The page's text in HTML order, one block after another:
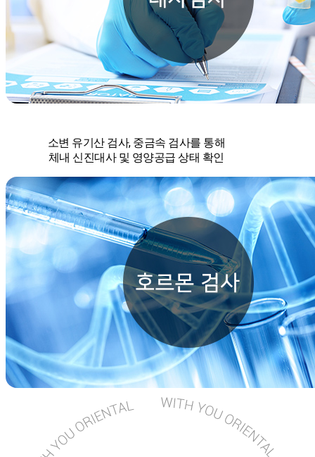
소변 유기산 검사, 중금속 검사를 통해
체내 신진대사 및 영양공급 상태 확인